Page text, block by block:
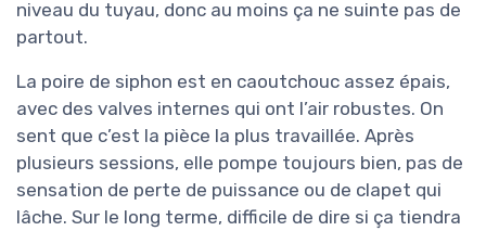
niveau du tuyau, donc au moins ça ne suinte pas de
partout.
La poire de siphon est en caoutchouc assez épais,
avec des valves internes qui ont l’air robustes. On
sent que c’est la pièce la plus travaillée. Après
plusieurs sessions, elle pompe toujours bien, pas de
sensation de perte de puissance ou de clapet qui
lâche. Sur le long terme, difficile de dire si ça tiendra